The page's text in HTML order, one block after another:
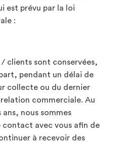
est prévu par la loi
:
clients sont conservées,
pendant un délai de
collecte ou du dernier
commerciale. Au
nous sommes
contact avec vous afin de
à recevoir des